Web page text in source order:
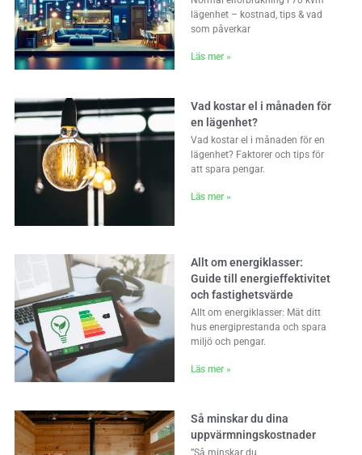
lägenhet – kostnad, tips & vad
som påverkar
Läs mer »
Vad kostar el i månaden för
en lägenhet?
Vad kostar el i månaden för en
lägenhet? Faktorer och tips för
att spara pengar.
Läs mer »
Allt om energiklasser:
Guide till energieffektivitet
och fastighetsvärde
Allt om energiklasser: Mät ditt
hus energiprestanda och spara
miljö och pengar.
Läs mer »
Så minskar du dina
uppvärmningskostnader